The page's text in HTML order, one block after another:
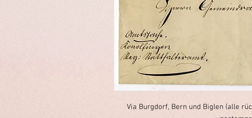
Via Burgdorf, Bern und Biglen (alle